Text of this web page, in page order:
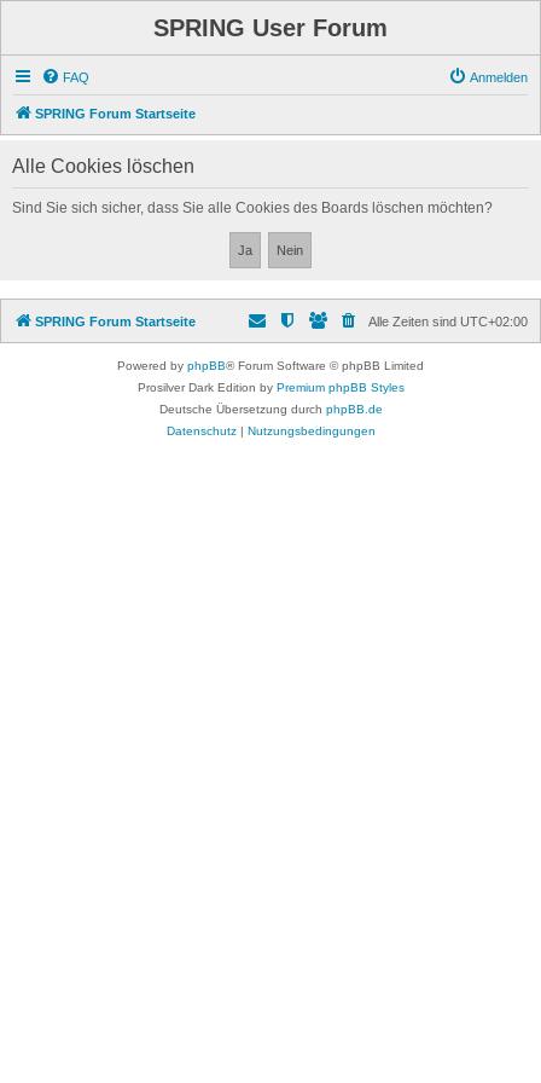
SPRING User Forum
FAQ Anmelden
SPRING Forum Startseite
Alle Cookies löschen
Sind Sie sich sicher, dass Sie alle Cookies des Boards löschen möchten?
SPRING Forum Startseite Alle Zeiten sind UTC+02:00
Powered by phpBB® Forum Software © phpBB Limited
Prosilver Dark Edition by Premium phpBB Styles
Deutsche Übersetzung durch phpBB.de
Datenschutz| Nutzungsbedingungen